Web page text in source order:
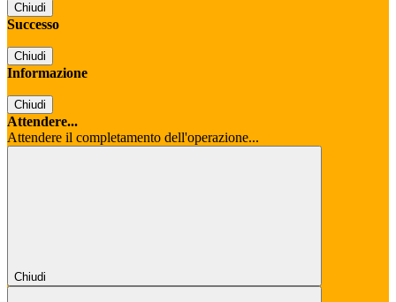
Chiudi
Successo
Chiudi
Informazione
Chiudi
Attendere...
Attendere il completamento dell'operazione...
Chiudi